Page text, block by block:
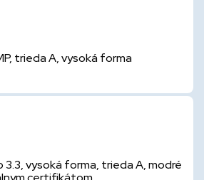
trieda A, vysoká forma
3.3, vysoká forma, trieda A, modré